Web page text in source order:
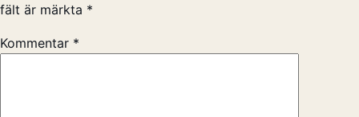
fält är märkta *
Kommentar *